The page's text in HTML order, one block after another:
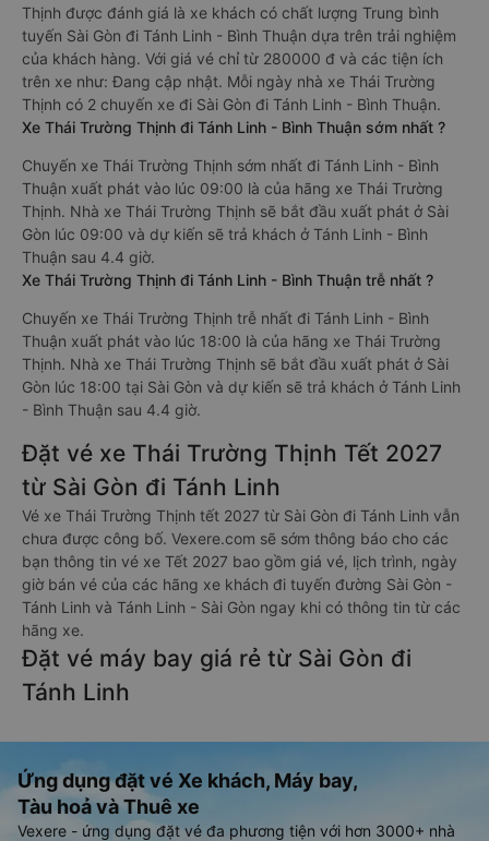
Thịnh được đánh giá là xe khách có chất lượng Trung bình
tuyến Sài Gòn đi Tánh Linh - Bình Thuận dựa trên trải nghiệm
của khách hàng. Với giá vé chỉ từ 280000 đ và các tiện ích
trên xe như: Đang cập nhật. Mỗi ngày nhà xe Thái Trường
Thịnh có 2 chuyến xe đi Sài Gòn đi Tánh Linh - Bình Thuận.
Xe Thái Trường Thịnh đi Tánh Linh - Bình Thuận sớm nhất ?
Chuyến xe Thái Trường Thịnh sớm nhất đi Tánh Linh - Bình
Thuận xuất phát vào lúc 09:00 là của hãng xe Thái Trường
Thịnh. Nhà xe Thái Trường Thịnh sẽ bắt đầu xuất phát ở Sài
Gòn lúc 09:00 và dự kiến sẽ trả khách ở Tánh Linh - Bình
Thuận sau 4.4 giờ.
Xe Thái Trường Thịnh đi Tánh Linh - Bình Thuận trễ nhất ?
Chuyến xe Thái Trường Thịnh trễ nhất đi Tánh Linh - Bình
Thuận xuất phát vào lúc 18:00 là của hãng xe Thái Trường
Thịnh. Nhà xe Thái Trường Thịnh sẽ bắt đầu xuất phát ở Sài
Gòn lúc 18:00 tại Sài Gòn và dự kiến sẽ trả khách ở Tánh Linh
- Bình Thuận sau 4.4 giờ.
Đặt vé xe Thái Trường Thịnh Tết 2027
từ Sài Gòn đi Tánh Linh
Vé xe Thái Trường Thịnh tết 2027 từ Sài Gòn đi Tánh Linh vẫn
chưa được công bố. Vexere.com sẽ sớm thông báo cho các
bạn thông tin vé xe Tết 2027 bao gồm giá vé, lịch trình, ngày
giờ bán vé của các hãng xe khách đi tuyến đường Sài Gòn -
Tánh Linh và Tánh Linh - Sài Gòn ngay khi có thông tin từ các
hãng xe.
Đặt vé máy bay giá rẻ từ Sài Gòn đi
Tánh Linh
Ứng dụng đặt vé Xe khách, Máy bay,
Tàu hoả và Thuê xe
Vexere - ứng dụng đặt vé đa phương tiện với hơn 3000+ nhà